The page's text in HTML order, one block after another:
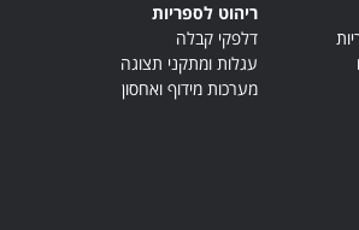
ריהוט לספריות
דלפקי קבלה
עגלות ומתקני תצוגה
מערכות מידוף ואחסון